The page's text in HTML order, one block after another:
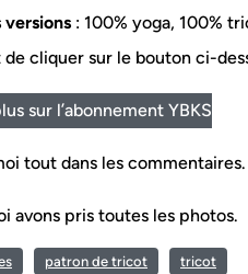
versions : 100% yoga, 100%
cliquer sur le bouton ci-
sur l’abonnement YBKS
tout dans les commentaires.
avons pris toutes les photos.
patron de tricot tricot